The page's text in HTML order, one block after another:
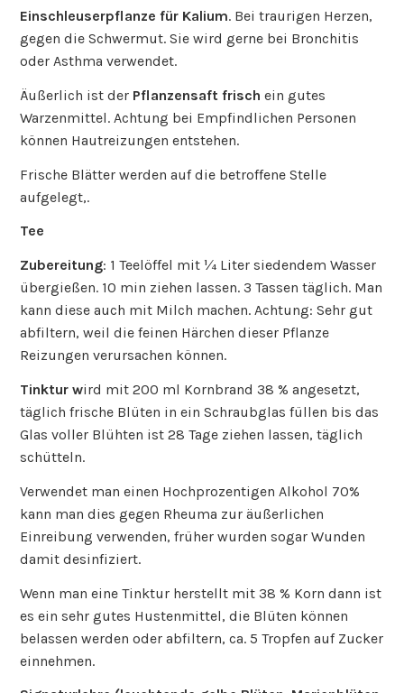
Einschleuserpflanze für Kalium. Bei traurigen Herzen,
gegen die Schwermut. Sie wird gerne bei Bronchitis
oder Asthma verwendet.
Äußerlich ist der Pflanzensaft frischein gutes
Warzenmittel. Achtung bei Empfindlichen Personen
können Hautreizungen entstehen.
Frische Blätter werden auf die betroffene Stelle
aufgelegt,.
Tee
Zubereitung: 1 Teelöffel mit ¼ Liter siedendem Wasser
übergießen. 10 min ziehen lassen. 3 Tassen täglich. Man
kann diese auch mit Milch machen. Achtung: Sehr gut
abfiltern, weil die feinen Härchen dieser Pflanze
Reizungen verursachen können.
Tinktur wird mit 200 ml Kornbrand 38 % angesetzt,
täglich frische Blüten in ein Schraubglas füllen bis das
Glas voller Blühten ist 28 Tage ziehen lassen, täglich
schütteln.
Verwendet man einen Hochprozentigen Alkohol 70%
kann man dies gegen Rheuma zur äußerlichen
Einreibung verwenden, früher wurden sogar Wunden
damit desinfiziert.
Wenn man eine Tinktur herstellt mit 38 % Korn dann ist
es ein sehr gutes Hustenmittel, die Blüten können
belassen werden oder abfiltern, ca. 5 Tropfen auf Zucker
einnehmen.